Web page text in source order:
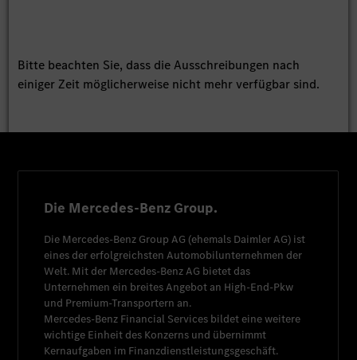
Bitte beachten Sie, dass die Ausschreibungen nach
einiger Zeit möglicherweise nicht mehr verfügbar sind.
Die Mercedes-Benz Group.
Die Mercedes-Benz Group AG (ehemals Daimler AG) ist
eines der erfolgreichsten Automobilunternehmen der
Welt. Mit der Mercedes-Benz AG bietet das
Unternehmen ein breites Angebot an High-End-Pkw
und Premium-Transportern an.
Mercedes-Benz Financial Services bildet eine weitere
wichtige Einheit des Konzerns und übernimmt
Kernaufgaben im Finanzdienstleistungsgeschäft.